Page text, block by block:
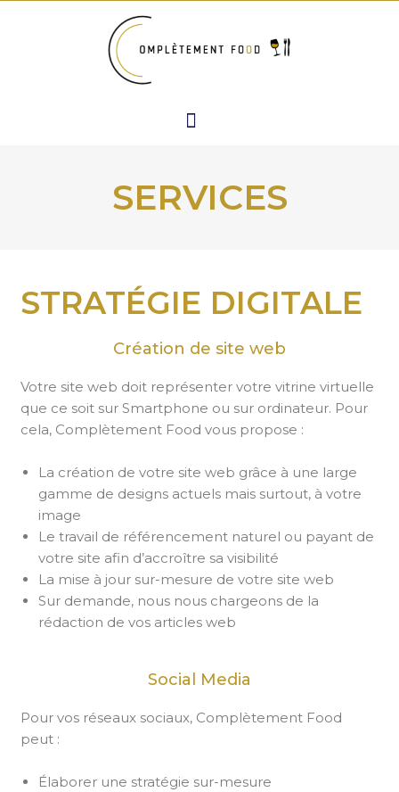
Menu
SERVICES
STRATÉGIE DIGITALE
Création de site web
Votre site web doit représenter votre vitrine virtuelle
que ce soit sur Smartphone ou sur ordinateur. Pour
cela, Complètement Food vous propose :
La création de votre site web grâce à une large
gamme de designs actuels mais surtout, à votre
image
Le travail de référencement naturel ou payant de
votre site afin d’accroître sa visibilité
La mise à jour sur-mesure de votre site web
Sur demande, nous nous chargeons de la
rédaction de vos articles web
Social Media
Pour vos réseaux sociaux, Complètement Food
peut :
Élaborer une stratégie sur-mesure